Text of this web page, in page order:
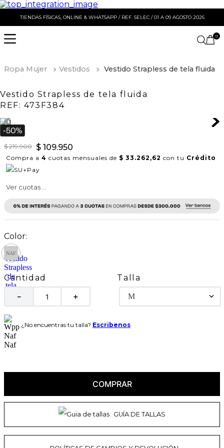
TIENDAS FÍSICAS, ONLINE & WHATSAPP / REF. SELEC / 01 A 09 AGOSTO 2026
0
Ropa Mujer Vestidos Vestido Strapless de tela fluida
Vestido Strapless de tela fluida
REF: 473F384
$ 219.900 $ 109.950
Compra a 4 cuotas mensuales de $ 33.262,62 con tu Crédito
Ver cuotas ...
Cantidad
＋
－
Talla
M
¿No encuentras tu talla? Escribenos
COMPRAR
GUÍA DE TALLAS